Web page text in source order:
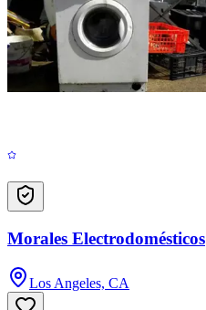
Morales Electrodomésticos
Los Angeles, CA